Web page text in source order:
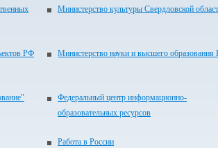
Министерство культуры Свердловской
РФ
Министерство науки и высшего
Федеральный центр информационно-
образовательных ресурсов
Работа в России